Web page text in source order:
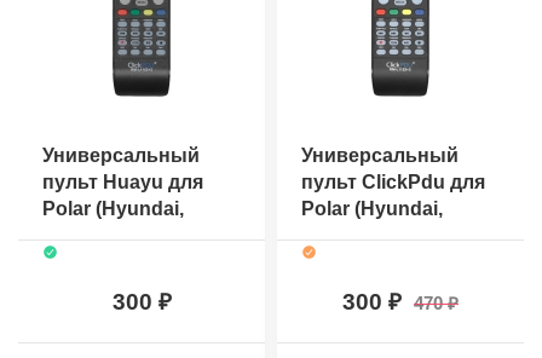
Универсальный
пульт Huayu для
Polar (Hyundai,
Shivaki, Erisson,
Akai, Mystery) RM-
L1153+3 (ver.2024)
300
Универсальный
пульт ClickPdu для
Polar (Hyundai,
Shivaki, Erisson,
Akai, Mystery) RM-
300 470